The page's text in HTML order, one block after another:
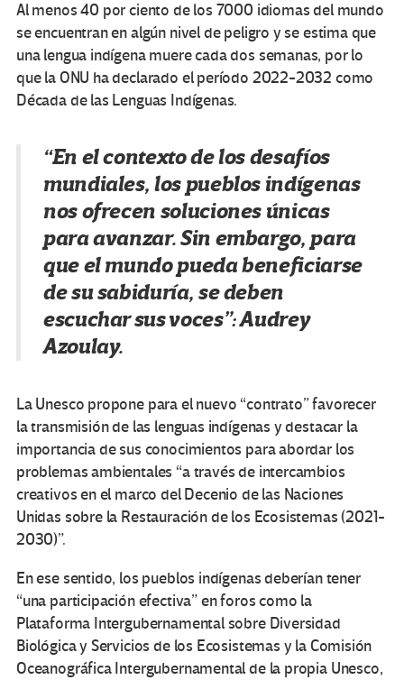
Al menos 40 por ciento de los 7000 idiomas del mundo
se encuentran en algún nivel de peligro y se estima que
una lengua indígena muere cada dos semanas, por lo
que la ONU ha declarado el período 2022-2032 como
Década de las Lenguas Indígenas.
“En el contexto de los desafíos
mundiales, los pueblos indígenas
nos ofrecen soluciones únicas
para avanzar. Sin embargo, para
que el mundo pueda beneficiarse
de su sabiduría, se deben
escuchar sus voces”: Audrey
Azoulay.
La Unesco propone para el nuevo “contrato” favorecer
la transmisión de las lenguas indígenas y destacar la
importancia de sus conocimientos para abordar los
problemas ambientales “a través de intercambios
creativos en el marco del Decenio de las Naciones
Unidas sobre la Restauración de los Ecosistemas (2021-
2030)”.
En ese sentido, los pueblos indígenas deberían tener
“una participación efectiva” en foros como la
Plataforma Intergubernamental sobre Diversidad
Biológica y Servicios de los Ecosistemas y la Comisión
Oceanográfica Intergubernamental de la propia Unesco,